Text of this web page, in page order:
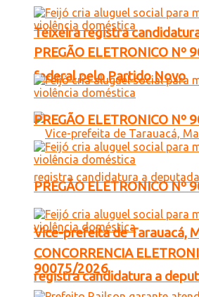
Teixeira registra
federal pelo Partido Novo
Vice-prefeita de Tarauacá,
registra candidatura a
PREGÃO ELETRONICO Nº
PREGÃO ELETRONICO Nº
PREGÃO ELETRONICO Nº
CONCORRENCIA
90075/2026